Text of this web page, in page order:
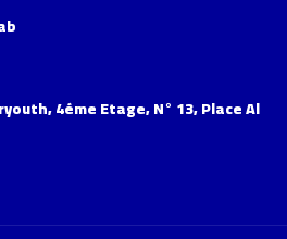
4éme Etage, N° 13, Place Al